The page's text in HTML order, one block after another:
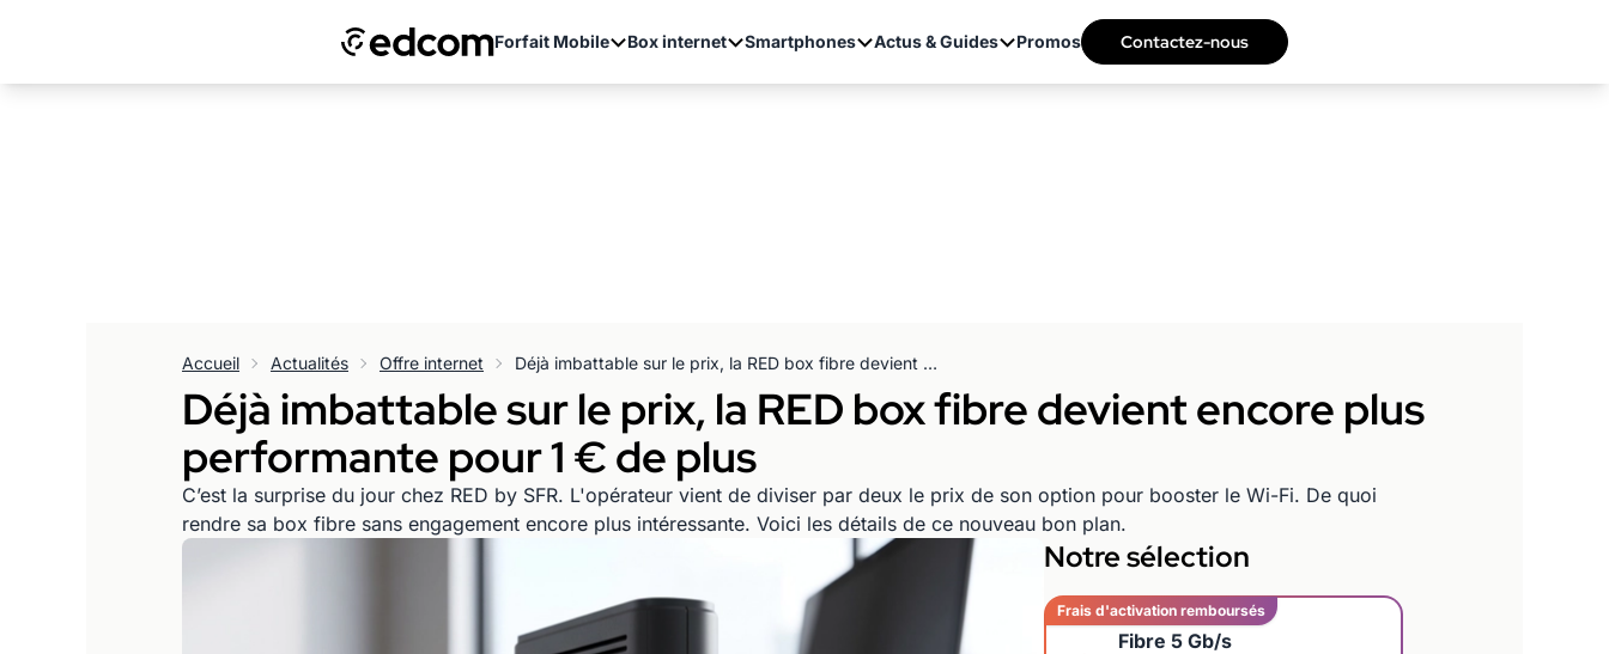
Forfait Mobile Box internet Smartphones Actus & Guides Promos Contactez-nous
Accueil Actualités Offre internet Déjà imbattable sur le prix, la RED box fibre devient encore plus performante pour 1 € de plus
Déjà imbattable sur le prix, la RED box fibre devient encore plus
performante pour 1 € de plus
C’est la surprise du jour chez RED by SFR. L'opérateur vient de diviser par deux le prix de son option pour booster le Wi-Fi. De quoi
rendre sa box fibre sans engagement encore plus intéressante. Voici les détails de ce nouveau bon plan.
Notre sélection
Frais d'activation remboursés
Fibre 5 Gb/s